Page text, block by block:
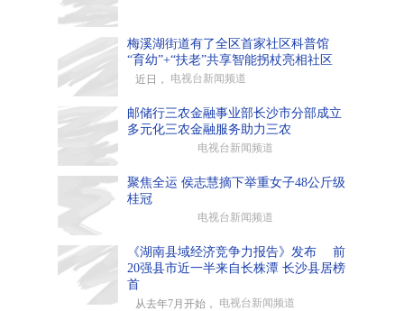
梅溪湖街道有了全区首家社区科普馆
“育幼”+“扶老”共享智能拐杖亮相社区
近日， 电视台新闻频道
邮储行三农金融事业部长沙市分部成立
多元化三农金融服务助力三农
电视台新闻频道
聚焦全运 侯志慧摘下举重女子48公斤级
桂冠
电视台新闻频道
《湖南县域经济竞争力报告》发布 前
20强县市近一半来自长株潭 长沙县居榜
首
从去年7月开始， 电视台新闻频道